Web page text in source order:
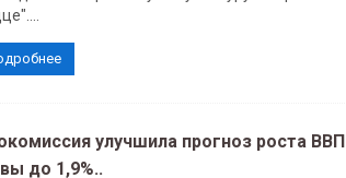
улучшила прогноз роста ВВП
до 1,9%..